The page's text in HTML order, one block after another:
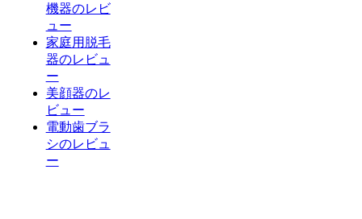
機器のレビ
ュー
家庭用脱毛
器のレビュ
ー
美顔器のレ
ビュー
電動歯ブラ
シのレビュ
ー